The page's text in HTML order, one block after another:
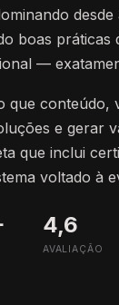
boas práticas
—
que conteúdo,
e gerar
que inclui
voltado à
4,6
AVALIAÇÃO